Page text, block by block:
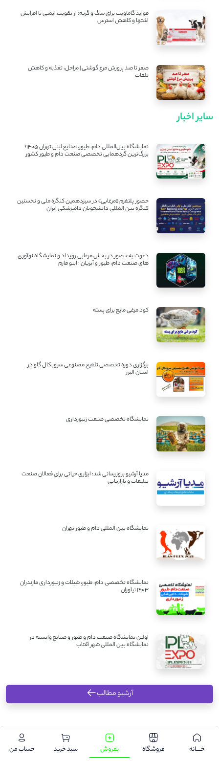
فواید گاماویت برای سگ و گربه؛ از تقویت ایمنی تا افزایش
اشتها و کاهش استرس
صفر تا صد پرورش مرغ گوشتی | مراحل، تغذیه و کاهش
تلفات
سایر اخبار
نمایشگاه بین‌المللی دام، طیور، صنایع لبنی تهران ۱۴۰۵؛
بزرگ‌ترین گردهمایی تخصصی صنعت دام و طیور کشور
حضور پلتفرم «مرغابی» در سیزدهمین کنگره ملی و نخستین
کنگره بین ‌المللی دانشجویان دامپزشکی ایران
دعوت به حضور در بخش مرغابی رویداد و نمایشگاه نوآوری
های صنعت دام، طیور و آبزیان ؛ اینو فارم
کود مرغی مایع برای پسته
برگزاری دوره تخصصی تلقیح مصنوعی سرویکال گاو در
استان البرز
نمایشگاه تخصصی صنعت زنبورداری
مدیا آرشیو بروزرسانی شد: ابزاری حیاتی برای فعالان صنعت
تبلیغات و بازاریابی
نمایشگاه بین المللی دام و طیور تهران
نمایشگاه تخصصی دام، طیور، شیلات و زنبورداری مازندران
1403 نیاوران
اولین نمایشگاه صنعت دام و طیور و صنایع وابسته در
نمایشگاه بین المللی شهر آفتاب
آرشیو مطالب
خـــــانه فروشگاه بفروش سبد خرید حساب من